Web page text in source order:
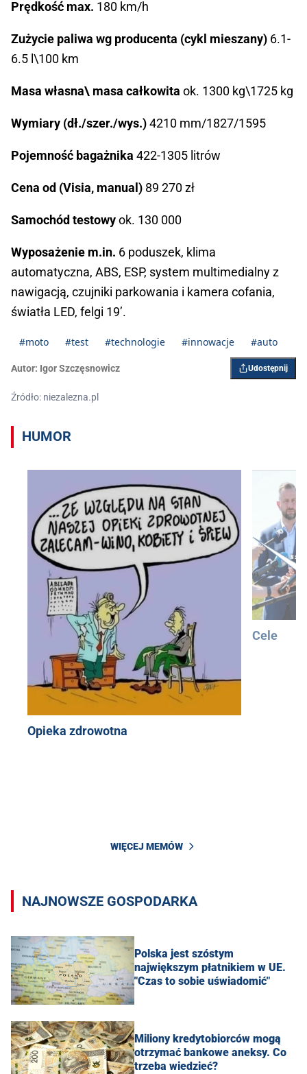
Prędkość max. 180 km/h
Zużycie paliwa wg producenta (cykl mieszany) 6.1-
6.5 l\100 km
Masa własna\ masa całkowita ok. 1300 kg\1725 kg
Wymiary (dł./szer./wys.)4210 mm/1827/1595
Pojemność bagażnika 422-1305 litrów
Cena od (Visia, manual) 89 270 zł
Samochód testowyok. 130 000
Wyposażenie m.in. 6 poduszek, klima
automatyczna, ABS, ESP, system multimedialny z
nawigacją, czujniki parkowania i kamera cofania,
światła LED, felgi 19’.
#moto #test #technologie #innowacje #auto
Autor: Igor ­Szczęsnowicz Udostępnij
Źródło: niezalezna.pl
HUMOR
Opieka zdrowotna
Cele
WIĘCEJ MEMÓW
NAJNOWSZE GOSPODARKA
Polska jest szóstym
największym płatnikiem w UE.
"Czas to sobie uświadomić"
Miliony kredytobiorców mogą
otrzymać bankowe aneksy. Co
trzeba wiedzieć?